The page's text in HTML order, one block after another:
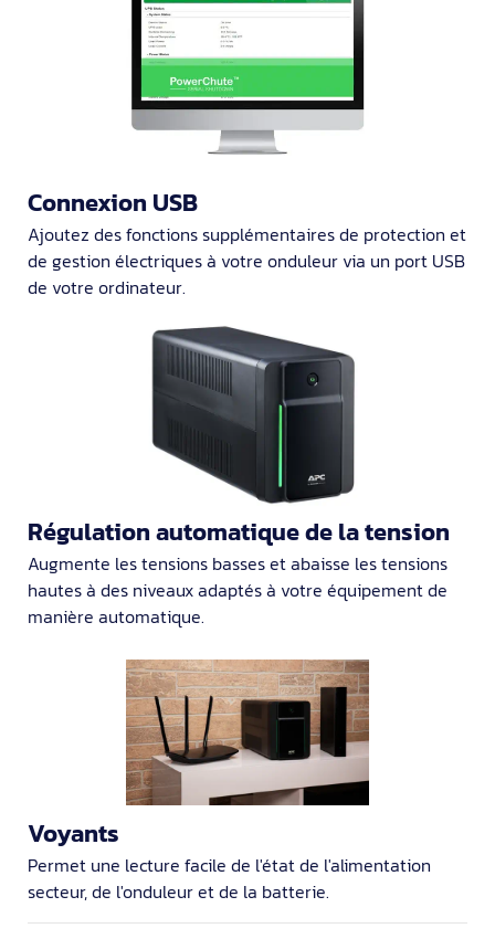
Connexion USB
Ajoutez des fonctions supplémentaires de protection et
de gestion électriques à votre onduleur via un port USB
de votre ordinateur.
Régulation automatique de la tension
Augmente les tensions basses et abaisse les tensions
hautes à des niveaux adaptés à votre équipement de
manière automatique.
Voyants
Permet une lecture facile de l'état de l'alimentation
secteur, de l'onduleur et de la batterie.